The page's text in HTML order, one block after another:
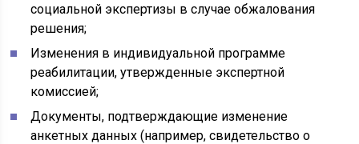
социальной экспертизы в случае обжалования
решения;
Изменения в индивидуальной программе
реабилитации, утвержденные экспертной
комиссией;
Документы, подтверждающие изменение
анкетных данных (например, свидетельство о